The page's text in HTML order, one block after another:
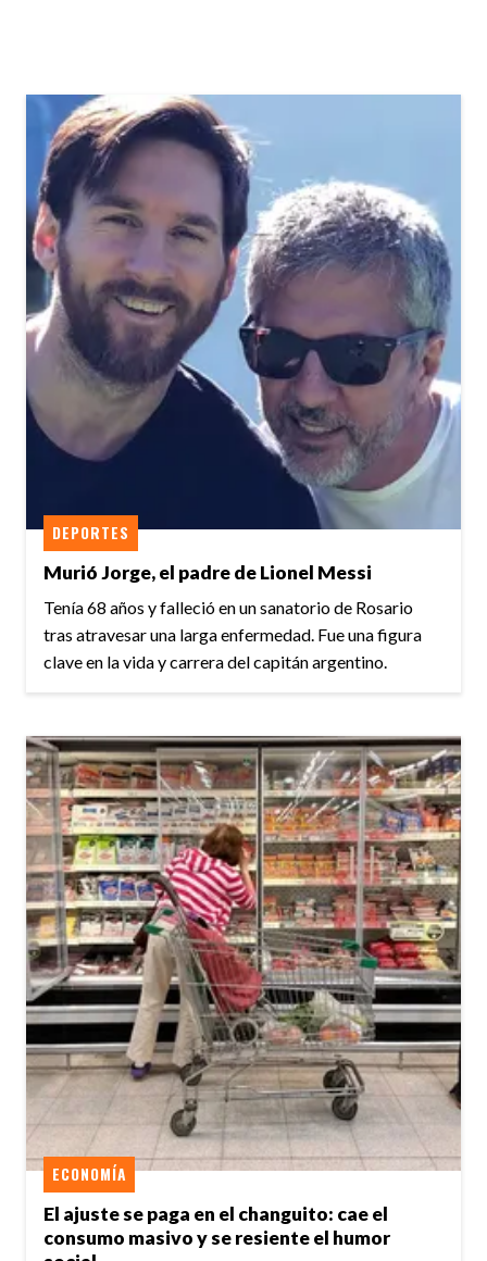
Murió Jorge, el padre de Lionel Messi
DEPORTES
Tenía 68 años y falleció en un sanatorio de Rosario
tras atravesar una larga enfermedad. Fue una figura
clave en la vida y carrera del capitán argentino.
El ajuste se paga en el changuito: cae el
consumo masivo y se resiente el humor
ECONOMÍA